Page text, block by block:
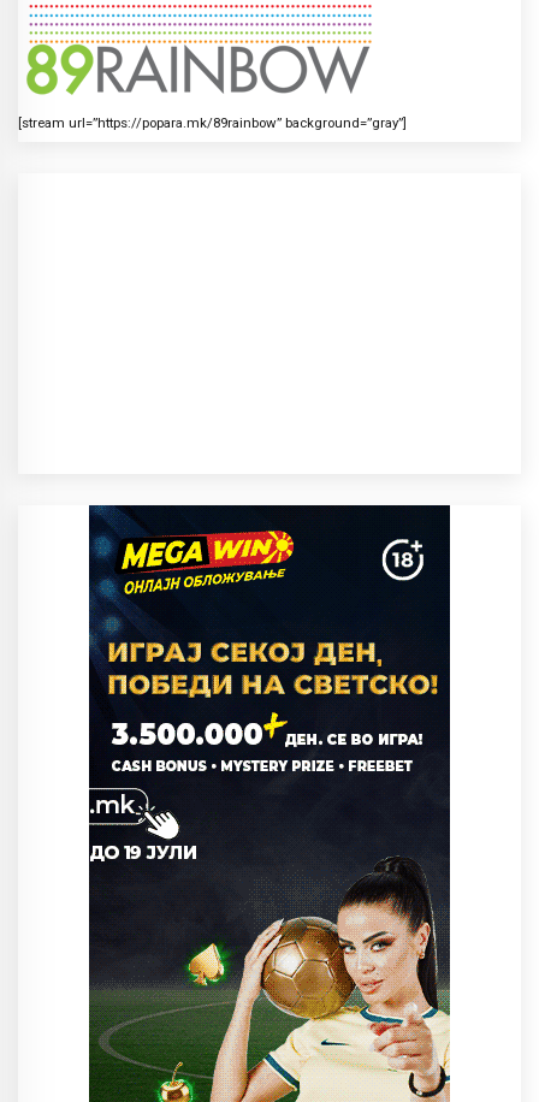
[stream url=”https://popara.mk/89rainbow” background=”gray”]